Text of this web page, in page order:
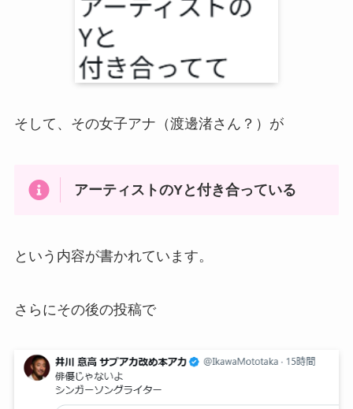
そして、その女子アナ（渡邊渚さん？）が
アーティストのYと付き合っている
という内容が書かれています。
さらにその後の投稿で